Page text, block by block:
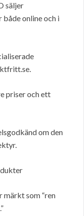
säljer
online och i
priser och ett
om den
märkt som “ren